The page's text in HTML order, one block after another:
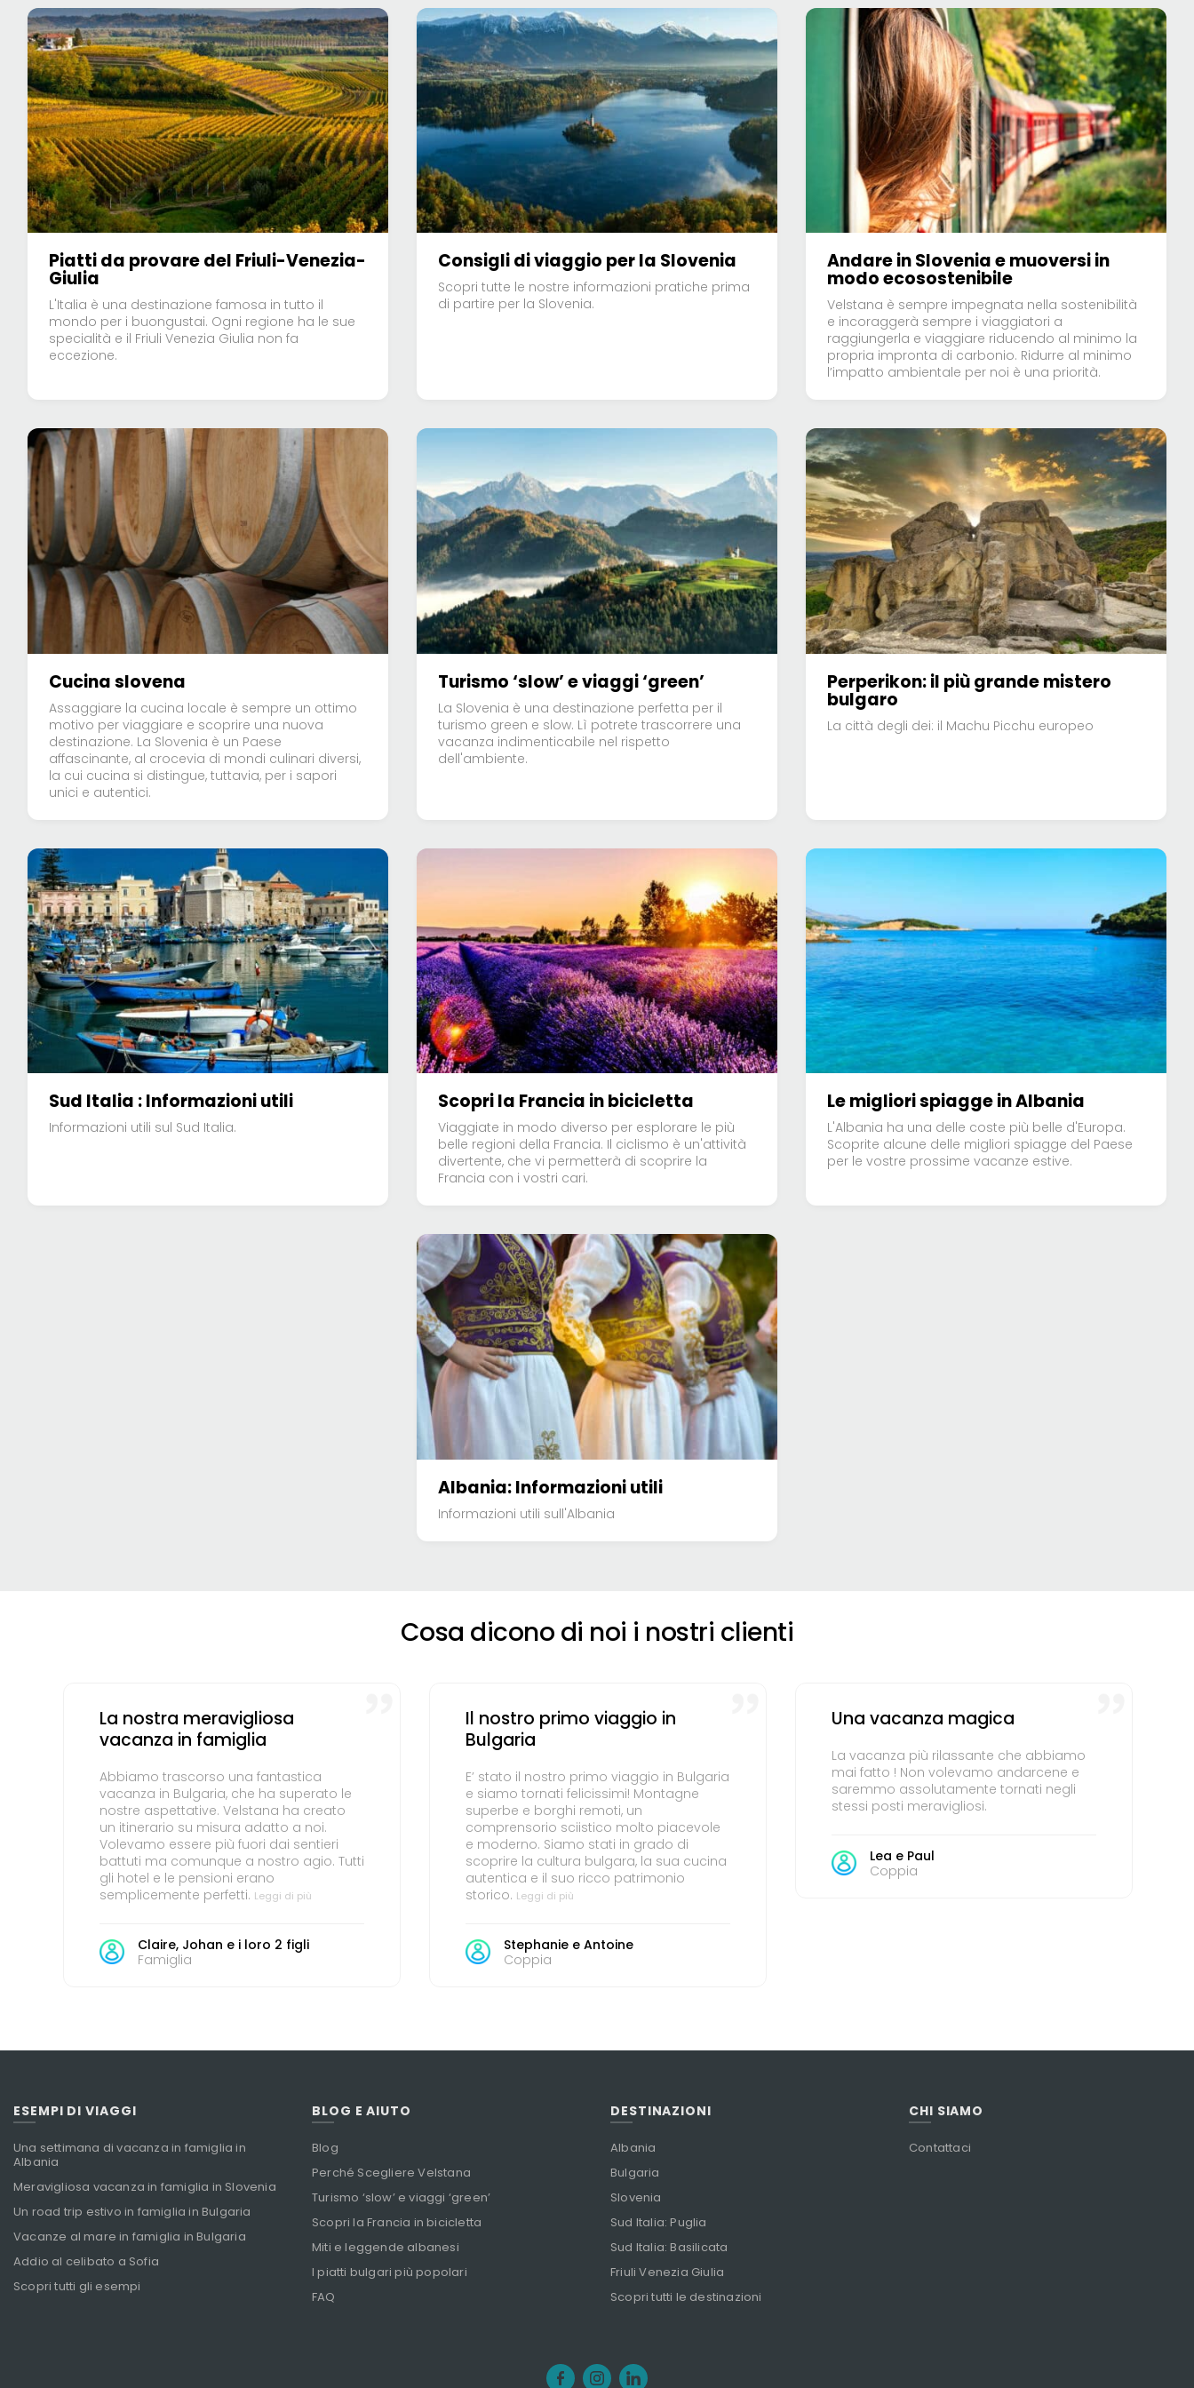
Piatti da provare del Friuli-Venezia-
Giulia
L'Italia è una destinazione famosa in tutto il
mondo per i buongustai. Ogni regione ha le sue
specialità e il Friuli Venezia Giulia non fa
eccezione.
Consigli di viaggio per la Slovenia
Scopri tutte le nostre informazioni pratiche prima
di partire per la Slovenia.
Andare in Slovenia e muoversi in
modo ecosostenibile
Velstana è sempre impegnata nella sostenibilità
e incoraggerà sempre i viaggiatori a
raggiungerla e viaggiare riducendo al minimo la
propria impronta di carbonio. Ridurre al minimo
l’impatto ambientale per noi è una priorità.
Cucina slovena
Assaggiare la cucina locale è sempre un ottimo
motivo per viaggiare e scoprire una nuova
destinazione. La Slovenia è un Paese
affascinante, al crocevia di mondi culinari diversi,
la cui cucina si distingue, tuttavia, per i sapori
unici e autentici.
Turismo ‘slow’ e viaggi ‘green’
La Slovenia è una destinazione perfetta per il
turismo green e slow. Lì potrete trascorrere una
vacanza indimenticabile nel rispetto
dell'ambiente.
Perperikon: il più grande mistero
bulgaro
La città degli dei: il Machu Picchu europeo
Sud Italia : Informazioni utili
Informazioni utili sul Sud Italia.
Scopri la Francia in bicicletta
Viaggiate in modo diverso per esplorare le più
belle regioni della Francia. Il ciclismo è un'attività
divertente, che vi permetterà di scoprire la
Francia con i vostri cari.
Le migliori spiagge in Albania
L'Albania ha una delle coste più belle d'Europa.
Scoprite alcune delle migliori spiagge del Paese
per le vostre prossime vacanze estive.
Albania: Informazioni utili
Informazioni utili sull'Albania
Cosa dicono di noi i nostri clienti
La nostra meravigliosa
vacanza in famiglia
Abbiamo trascorso una fantastica
vacanza in Bulgaria, che ha superato le
nostre aspettative. Velstana ha creato
un itinerario su misura adatto a noi.
Volevamo essere più fuori dai sentieri
battuti ma comunque a nostro agio. Tutti
gli hotel e le pensioni erano
semplicemente perfetti. Leggi di più
Claire, Johan e i loro 2 figli
Famiglia
Il nostro primo viaggio in
Bulgaria
E’ stato il nostro primo viaggio in Bulgaria
e siamo tornati felicissimi! Montagne
superbe e borghi remoti, un
comprensorio sciistico molto piacevole
e moderno. Siamo stati in grado di
scoprire la cultura bulgara, la sua cucina
autentica e il suo ricco patrimonio
storico. Leggi di più
Stephanie e Antoine
Coppia
Una vacanza magica
La vacanza più rilassante che abbiamo
mai fatto ! Non volevamo andarcene e
saremmo assolutamente tornati negli
stessi posti meravigliosi.
Lea e Paul
Coppia
ESEMPI DI VIAGGI
Una settimana di vacanza in famiglia in
Albania
Meravigliosa vacanza in famiglia in Slovenia
Un road trip estivo in famiglia in Bulgaria
Vacanze al mare in famiglia in Bulgaria
Addio al celibato a Sofia
Scopri tutti gli esempi
BLOG E AIUTO
Blog
Perché Scegliere Velstana
Turismo ‘slow’ e viaggi ‘green’
Scopri la Francia in bicicletta
Miti e leggende albanesi
I piatti bulgari più popolari
FAQ
DESTINAZIONI
Albania
Bulgaria
Slovenia
Sud Italia: Puglia
Sud Italia: Basilicata
Friuli Venezia Giulia
Scopri tutti le destinazioni
CHI SIAMO
Contattaci